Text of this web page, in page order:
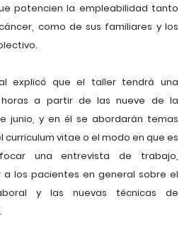
potencien la empleabilidad tanto
como de sus familiares y los
explicó que el taller tendrá una
a partir de las nueve de la
junio, y en él se abordarán temas
vitae o el modo en que es
una entrevista de trabajo,
los pacientes en general sobre el
y las nuevas técnicas de